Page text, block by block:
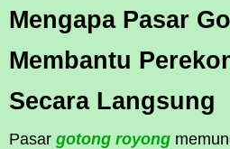
Mengapa Pasar
Membantu
Secara Langsung
Pasar gotong royong